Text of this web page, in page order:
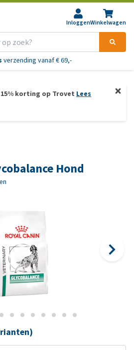
InloggenWinkelwagen
verzending vanaf € 69,-
korting op Trovet Lees
Hond